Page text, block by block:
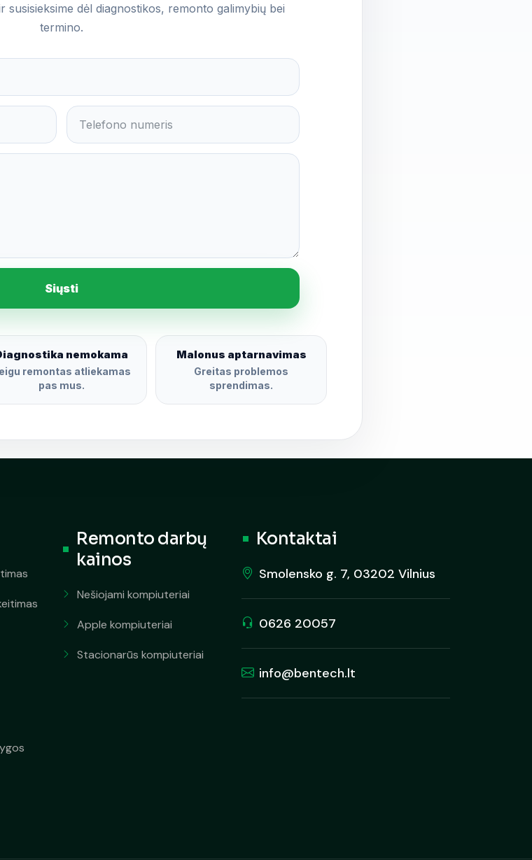
dėl diagnostikos, remonto galimybių bei
termino.
Siųsti
nemokama
remontas atliekamas
pas mus.
Malonus aptarnavimas
Greitas problemos
sprendimas.
Remonto darbų
kainos
Nešiojami kompiuteriai
Apple kompiuteriai
Stacionarūs kompiuteriai
Kontaktai
Smolensko g. 7, 03202 Vilnius
0626 20057
info@bentech.lt